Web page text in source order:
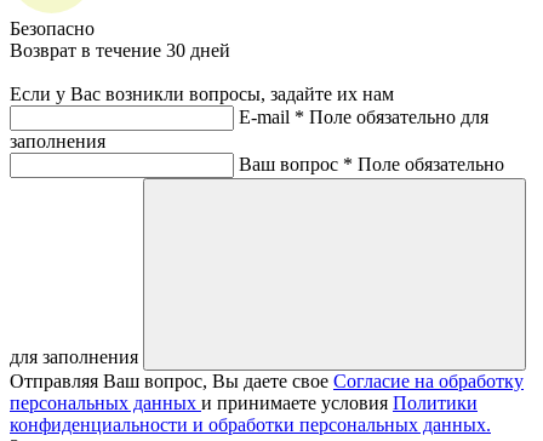
Безопасно
Возврат в течение 30 дней
Если у Вас возникли вопросы, задайте их нам
E-mail * Поле обязательно для
заполнения
Ваш вопрос * Поле обязательно
для заполнения
Отправляя Ваш вопрос, Вы даете свое Согласие на обработку
персональных данных и принимаете условия Политики
конфиденциальности и обработки персональных данных.